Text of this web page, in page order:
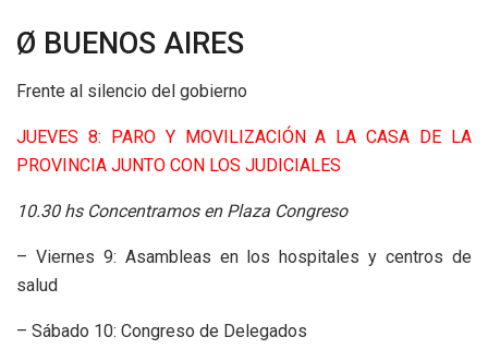
Ø BUENOS AIRES
Frente al silencio del gobierno
JUEVES 8: PARO Y MOVILIZACIÓN A LA CASA DE LA
PROVINCIA JUNTO CON LOS JUDICIALES
10.30 hs Concentramos en Plaza Congreso
– Viernes 9: Asambleas en los hospitales y centros de
salud
– Sábado 10: Congreso de Delegados